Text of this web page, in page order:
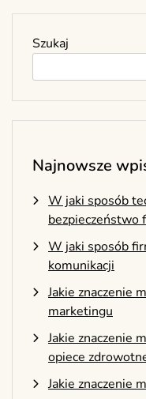
Szukaj
Najnowsze
W jaki sposób
bezpieczeństwo
W jaki sposób
komunikacji
Jakie znaczenie
marketingu
Jakie znaczenie
opiece
Jakie znaczenie